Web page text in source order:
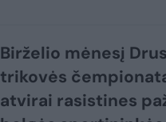
Birželio mėnesį
trikovės
atvirai rasistines